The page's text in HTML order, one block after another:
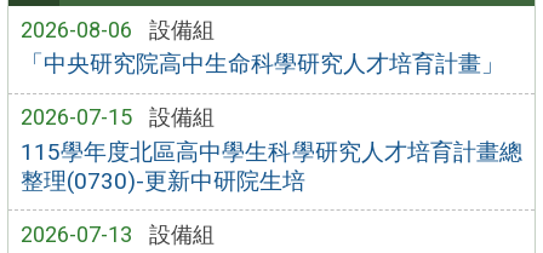
2026-08-06 設備組
「中央研究院高中生命科學研究人才培育計畫」
2026-07-15 設備組
115學年度北區高中學生科學研究人才培育計畫總
整理(0730)-更新中研院生培
2026-07-13 設備組